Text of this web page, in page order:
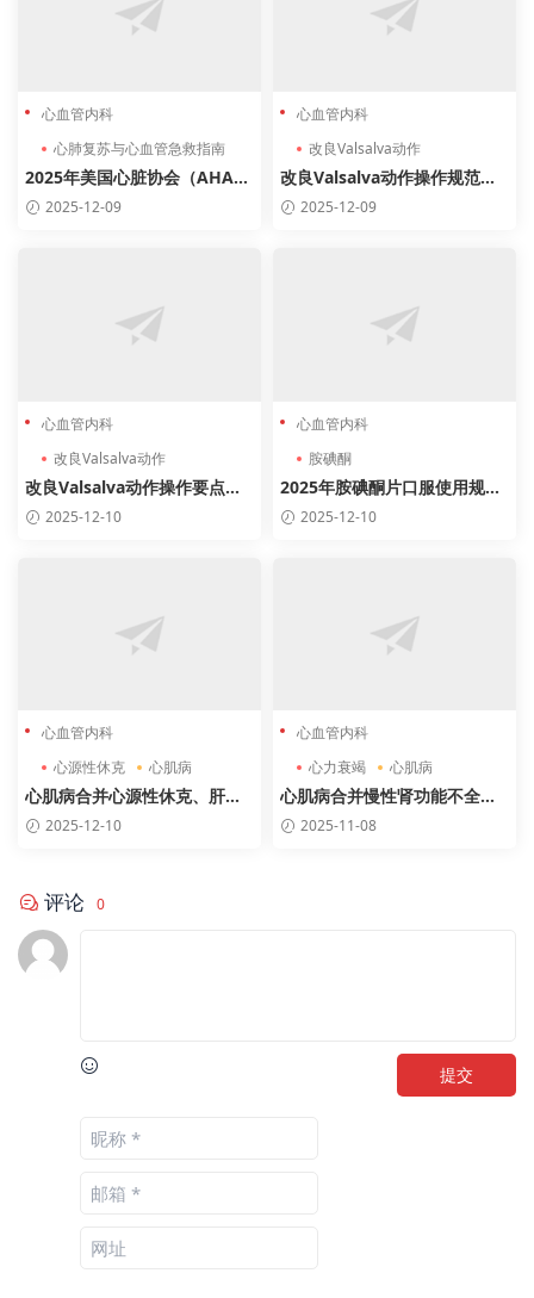
心血管内科
心肺复苏与心血管急救指南
2025年美国心脏协会（AHA）
心肺复苏与心血管急救指南
2025-12-09
心血管内科
改良Valsalva动作
改良Valsalva动作操作规范指
南（2025最新版）
2025-12-09
心血管内科
改良Valsalva动作
改良Valsalva动作操作要点解
析 2025-12-10
心血管内科
胺碘酮
2025年胺碘酮片口服使用规范
及剂量调整方案
2025-12-10
心血管内科
心源性休克
心肌病
心肌病合并心源性休克、肝功
能不全及凝血障碍诊疗方案（2
2025-12-10
心血管内科
心力衰竭
心肌病
心肌病合并慢性肾功能不全急
性心力衰竭病例分析
2025-11-08
评论 0
提交